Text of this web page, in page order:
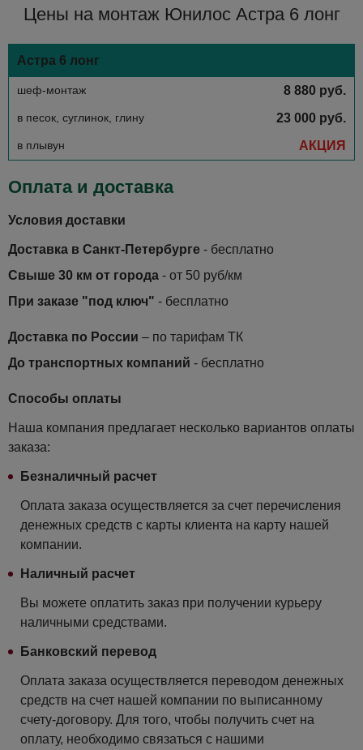
Цены на монтаж Юнилос Астра 6 лонг
Астра 6 лонг
шеф-монтаж 8 880 руб.
в песок, суглинок, глину 23 000 руб.
в плывун АКЦИЯ
Оплата и доставка
Условия доставки
Доставка в Санкт-Петербурге - бесплатно
Свыше 30 км от города - от 50 руб/км
При заказе "под ключ" - бесплатно
Доставка по России – по тарифам ТК
До транспортных компаний - бесплатно
Способы оплаты
Наша компания предлагает несколько вариантов оплаты
заказа:
Безналичный расчет
Оплата заказа осуществляется за счет перечисления
денежных средств с карты клиента на карту нашей
компании.
Наличный расчет
Вы можете оплатить заказ при получении курьеру
наличными средствами.
Банковский перевод
Оплата заказа осуществляется переводом денежных
средств на счет нашей компании по выписанному
счету-договору. Для того, чтобы получить счет на
оплату, необходимо связаться с нашими